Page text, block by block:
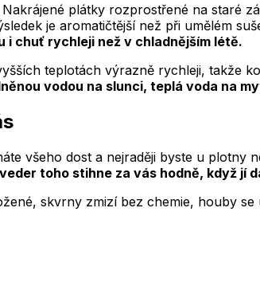
Nakrájené plátky rozprostřené na staré
je aromatičtější než při umělém
chuť rychleji než v chladnějším létě.
teplotách výrazně rychleji, takže
vodou na slunci, teplá voda na
všeho dost a nejraději byste u
toho stihne za vás hodně, když jí
skvrny zmizí bez chemie, houby